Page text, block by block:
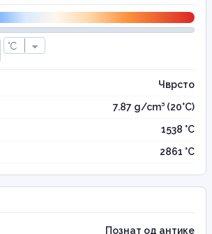
Чврсто
7.87 g/cm³ (20°C)
1538 °C
2861 °C
Познат од антике